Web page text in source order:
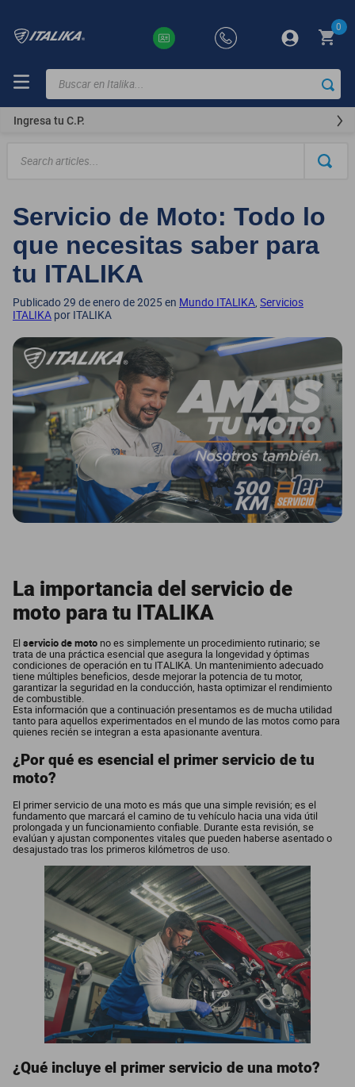
0
Buscar en Italika...
Ingresa tu C.P.
Servicio de Moto: Todo lo
que necesitas saber para
tu ITALIKA
Publicado 29 de enero de 2025 en Mundo ITALIKA, Servicios
ITALIKA por ITALIKA
La importancia del servicio de
moto para tu ITALIKA
El servicio de moto no es simplemente un procedimiento rutinario; se
trata de una práctica esencial que asegura la longevidad y óptimas
condiciones de operación en tu ITALIKA. Un mantenimiento adecuado
tiene múltiples beneficios, desde mejorar la potencia de tu motor,
garantizar la seguridad en la conducción, hasta optimizar el rendimiento
de combustible.
Esta información que a continuación presentamos es de mucha utilidad
tanto para aquellos experimentados en el mundo de las motos como para
quienes recién se integran a esta apasionante aventura.
¿Por qué es esencial el primer servicio de tu
moto?
El primer servicio de una moto es más que una simple revisión; es el
fundamento que marcará el camino de tu vehículo hacia una vida útil
prolongada y un funcionamiento confiable. Durante esta revisión, se
evalúan y ajustan componentes vitales que pueden haberse asentado o
desajustado tras los primeros kilómetros de uso.
¿Qué incluye el primer servicio de una moto?
TÉRMINOS
MÁS
ft150
motoneta
250z
dm
300z
vortex
dm 300
cuatrimotos